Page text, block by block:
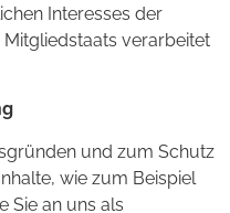
Interesses der
verarbeitet
und zum Schutz
wie zum Beispiel
Sie an uns als